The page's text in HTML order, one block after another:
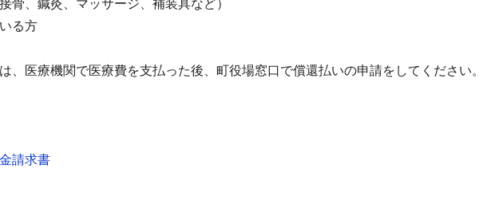
骨、鍼灸、マッサージ、補装具など）
る方
、医療機関で医療費を支払った後、町役場窓口で償還払いの申請をしてください
請求書